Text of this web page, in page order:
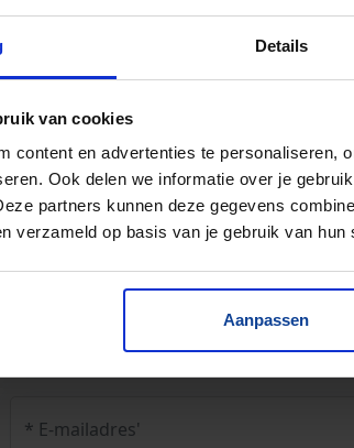
Details
van cookies
content en advertenties te personaliseren,
Ook delen we informatie over je
partners kunnen deze gegevens
verzameld op basis van je gebruik van hun
Aanpassen